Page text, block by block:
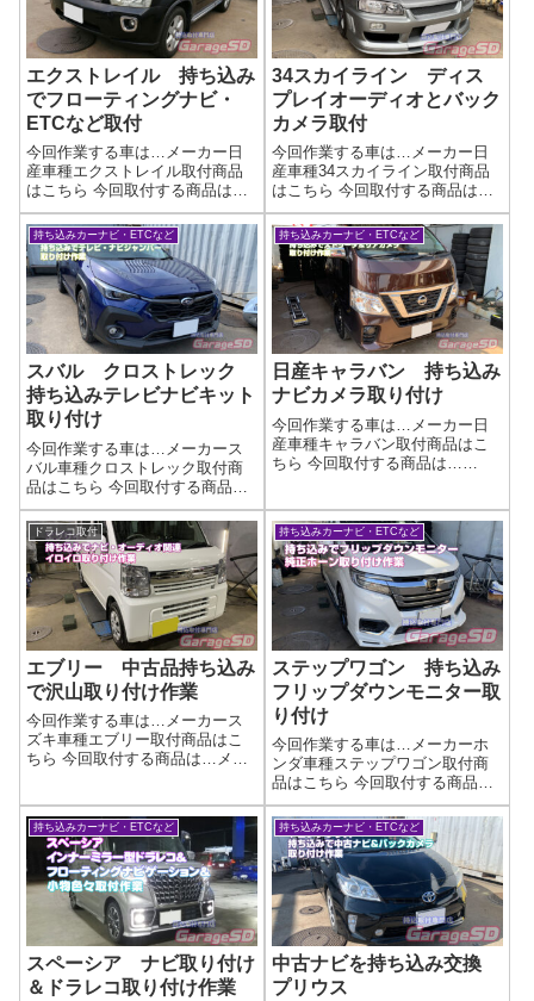
エクストレイル 持ち込み
でフローティングナビ・
ETCなど取付
今回作業する車は…メーカー日
産車種エクストレイル取付商品
はこちら 今回取付する商品は…
Kenwood MDV-S809F ETC-
N7000大画面フローティングナビ
とETC2.0ですね作業写真バック
カメラもETCも純正位置に取り
付けました！...
34スカイライン ディス
プレイオーディオとバック
カメラ取付
今回作業する車は…メーカー日
産車種34スカイライン取付商品
はこちら 今回取付する商品は…
カロッツェリア ディスプレイ
オーディオバックカメラのメー
カーが違う場合はRCA変換ケー
ブルが必要になります（ほぼ作
業写真取り付け完了です作業完
了ディスプ...
持ち込みカーナビ・ETCなど
スバル クロストレック
持ち込みテレビナビキット
取り付け
今回作業する車は…メーカース
バル車種クロストレック取付商
品はこちら 今回取付する商品
は…ブリッツ テレビ・ナビジ
ャンパー作業写真これで、ナビ
シートの方がごついモニターの
ナビゲーションを操作できるよ
うになりますね(^^)/作業完了テレ
ビナビキ...
持ち込みカーナビ・ETCなど
日産キャラバン 持ち込み
ナビカメラ取り付け
今回作業する車は…メーカー日
産車種キャラバン取付商品はこ
ちら 今回取付する商品は…
プレイオーディオが純正で流行
っているのであまりナビ取付作
業は無いんですが…バッ...
ドラレコ取付
エブリー 中古品持ち込み
で沢山取り付け作業
今回作業する車は…メーカース
ズキ車種エブリー取付商品はこ
ちら 今回取付する商品は…メー
メラ、左右フロントドアスピー
カー、左右フロントツイータ
ー、ナビ連動ドライブレコー
ダ...
持ち込みカーナビ・ETCなど
ステップワゴン 持ち込み
フリップダウンモニター取
り付け
今回作業する車は…メーカーホ
ンダ車種ステップワゴン取付商
品はこちら 今回取付する商品
は…MAXWIN製 フリップダウ
ンモニター 純正ホーン作業写
真社外品ですが、最近は取り付
けステーが車種専用で売ってい
るのでかなりキレイに取り付け
できますよ(...
持ち込みカーナビ・ETCなど
スペーシア ナビ取り付け
＆ドラレコ取り付け作業
持ち込みカーナビ・ETCなど
中古ナビを持ち込み交換
プリウス